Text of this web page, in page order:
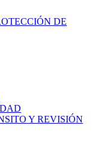
DE
Y REVISIÓN